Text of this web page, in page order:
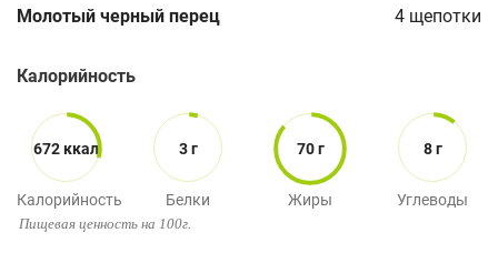
Молотый черный перец 4 щепотки
Калорийность
672 ккал
Калорийность
3 г
Белки
70 г
Жиры
8 г
Углеводы
Пищевая ценность на 100г.